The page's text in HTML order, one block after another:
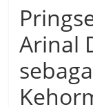
Arinal